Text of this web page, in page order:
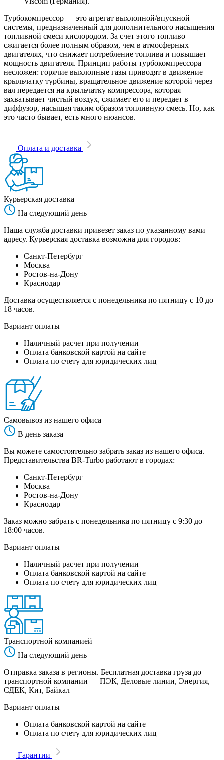
Турбокомпрессор — это агрегат выхлопной/впускной
системы, предназначенный для дополнительного насыщения
топливной смеси кислородом. За счет этого топливо
сжигается более полным образом, чем в атмосферных
двигателях, что снижает потребление топлива и повышает
мощность двигателя. Принцип работы турбокомпрессора
несложен: горячие выхлопные газы приводят в движение
крыльчатку турбины, вращательное движение которой через
вал передается на крыльчатку компрессора, которая
захватывает чистый воздух, сжимает его и передает в
диффузор, насыщая таким образом топливную смесь. Но, как
это часто бывает, есть много нюансов.
Оплата и доставка
Курьерская доставка
На следующий день
Наша служба доставки привезет заказ по указанному вами
адресу. Курьерская доставка возможна для городов:
Санкт-Петербург
Москва
Ростов-на-Дону
Краснодар
Доставка осуществляется с понедельника по пятницу с 10 до
18 часов.
Вариант оплаты
Наличный расчет при получении
Оплата банковской картой на сайте
Оплата по счету для юридических лиц
Самовывоз из нашего офиса
В день заказа
Вы можете самостоятельно забрать заказ из нашего офиса.
Представительства BR-Turbo работают в городах:
Санкт-Петербург
Москва
Ростов-на-Дону
Краснодар
Заказ можно забрать с понедельника по пятницу с 9:30 до
18:00 часов.
Вариант оплаты
Наличный расчет при получении
Оплата банковской картой на сайте
Оплата по счету для юридических лиц
Транспортной компанией
На следующий день
Отправка заказа в регионы. Бесплатная доставка груза до
транспортной компании — ПЭК, Деловые линии, Энергия,
СДЕК, Кит, Байкал
Вариант оплаты
Оплата банковской картой на сайте
Оплата по счету для юридических лиц
Гарантии